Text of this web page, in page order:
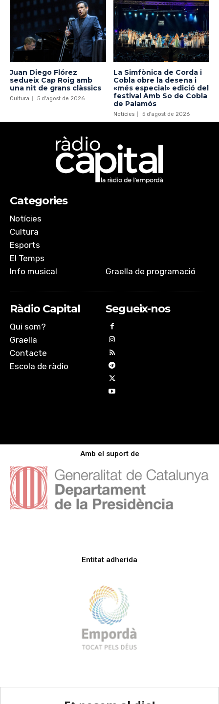
Juan Diego Flórez
sedueix Cap Roig amb
una nit de grans clàssics
Cultura 5 d'agost de 2026
La Simfònica de Corda i
Cobla obre la desena i
«més especial» edició del
festival Amb So de Cobla
de Palamós
Notícies 5 d'agost de 2026
Categories
Notícies
Cultura
Esports
El Temps
Info musical
Graella de programació
Ràdio Capital
Qui som?
Graella
Contacte
Escola de ràdio
Segueix-nos
Amb el suport de
Entitat adherida